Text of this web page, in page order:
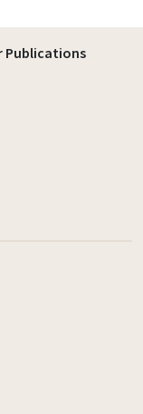
Publications